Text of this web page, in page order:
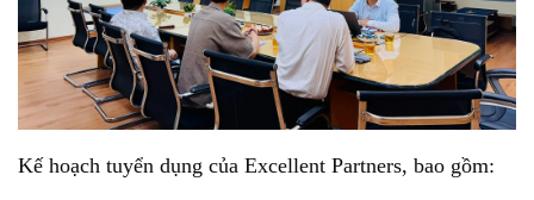
Kế hoạch tuyển dụng của Excellent Partners, bao gồm: